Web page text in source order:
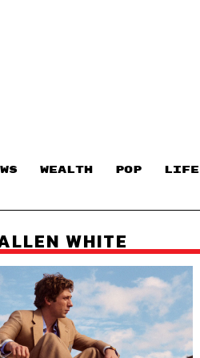
WEALTH POP LIFE
WHITE